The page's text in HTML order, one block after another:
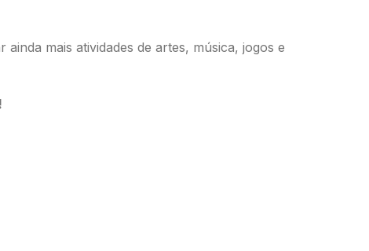
mais atividades de artes, música, jogos e
!